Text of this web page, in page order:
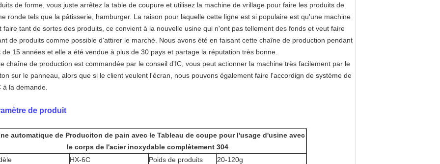
de forme, vous juste arrêtez la table de coupure et utilisez la machine de vrillage pour faire les produits de
ronde tels que la pâtisserie, hamburger. La raison pour laquelle cette ligne est si populaire est qu'une machine
faire tant de sortes des produits, ce convient à la nouvelle usine qui n'ont pas tellement des fonds et veut faire
de produits comme possible d'attirer le marché. Nous avons été en faisant cette chaîne de production pendant
de 15 années et elle a été vendue à plus de 30 pays et partage la réputation très bonne.
chaîne de production est commandée par le conseil d'IC, vous peut actionner la machine très facilement par le
sur le panneau, alors que si le client veulent l'écran, nous pouvons également faire l'accordign de système de
à la demande.
de produit
automatique de Produciton de pain avec le Tableau de coupe pour l'usage d'usine avec
le corps de l'acier inoxydable complètement 304
HX-6C Poids de produits
20-120g